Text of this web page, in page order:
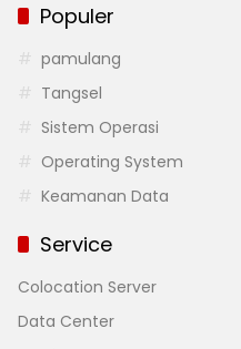
Populer
pamulang
Tangsel
Sistem Operasi
Operating System
Keamanan Data
Service
Colocation Server
Data Center